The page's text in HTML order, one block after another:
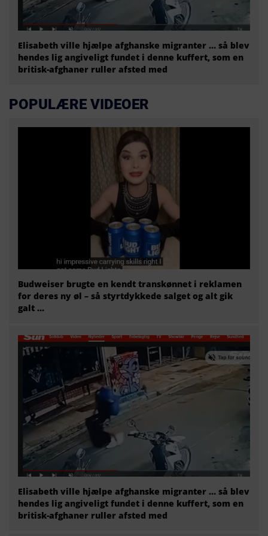
Elisabeth ville hjælpe afghanske migranter … så blev
hendes lig angiveligt fundet i denne kuffert, som en
britisk-afghaner ruller afsted med
POPULÆRE VIDEOER
Budweiser brugte en kendt transkønnet i reklamen
for deres ny øl – så styrtdykkede salget og alt gik
galt …
Elisabeth ville hjælpe afghanske migranter … så blev
hendes lig angiveligt fundet i denne kuffert, som en
britisk-afghaner ruller afsted med